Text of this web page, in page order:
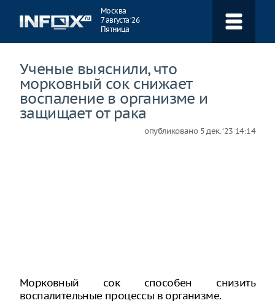
Москва
7 августа ‘26
Пятница
Ученые выяснили, что
морковный сок снижает
воспаление в организме и
защищает от рака
опубликовано 5 дек. ‘23 14:14
Морковный сок способен снизить
воспалительные процессы в организме.